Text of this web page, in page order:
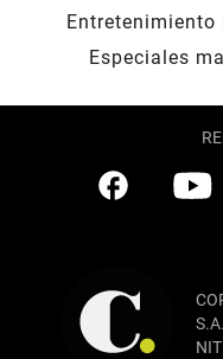
Entretenimiento
Especiales